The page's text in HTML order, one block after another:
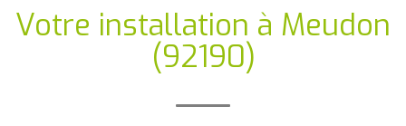
Votre installation à Meudon
(92190)